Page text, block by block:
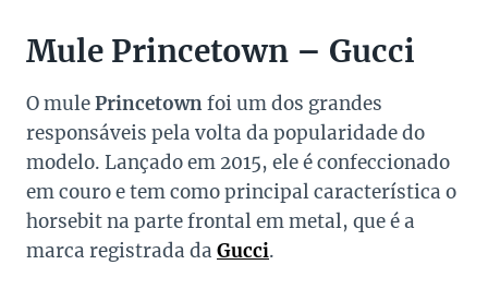
Mule Princetown – Gucci
O mulePrincetownfoi um dos grandes
responsáveis pela volta da popularidade do
modelo. Lançado em 2015, ele é confeccionado
em couro e tem como principal característica o
horsebit na parte frontal em metal, que é a
marca registrada da Gucci.